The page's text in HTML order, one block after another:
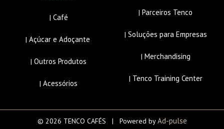
| Café
| Açúcar e Adoçante
| Outros Produtos
| Acessórios
| Parceiros Tenco
| Soluções para Empresas
| Merchandising
| Tenco Training Center
© 2026 TENCO CAFÉS | Powered byAd-pulse